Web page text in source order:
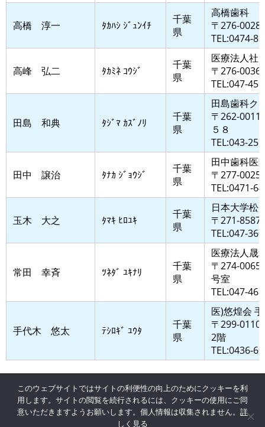
高橋 淳一 ﾀｶﾊｼ ｼﾞｭﾝｲﾁ
千葉
県
高橋歯科
〒276-
TEL:0474-
高峰 弘二 ﾀｶﾐﾈ ｺｳｼﾞ
千葉
県
医療法人社
〒276-
TEL:047-
田島 和典 ﾀｼﾞﾏ ｶｽﾞﾉﾘ
千葉
県
田島歯科ク
〒262-
５８
TEL:043-
田中 譲治 ﾀﾅｶ ｼﾞｮｳｼﾞ
千葉
県
田中歯科医
〒277-
TEL:0471-
玉木 大之 ﾀﾏｷ ﾋﾛﾕｷ
千葉
県
日本大学松
〒271-
TEL:047-
常田 幸斉 ﾂﾈﾀﾞ ﾕｷﾅﾘ
千葉
県
医療法人晟
〒274-
号室
TEL:047-
手代木 悠太 ﾃｼﾛｷﾞ ﾕｳﾀ
千葉
県
医)悠煌会
〒299-
2階
TEL:0436-
1 2 3
このウェブサイトではサイトの利便性の向上のためにクッキーを利
用します。サイトの閲覧を続行されるには、クッキーの使用にご同
意いただきますようお願いします。個人情報は収集されません。 詳
しく見る